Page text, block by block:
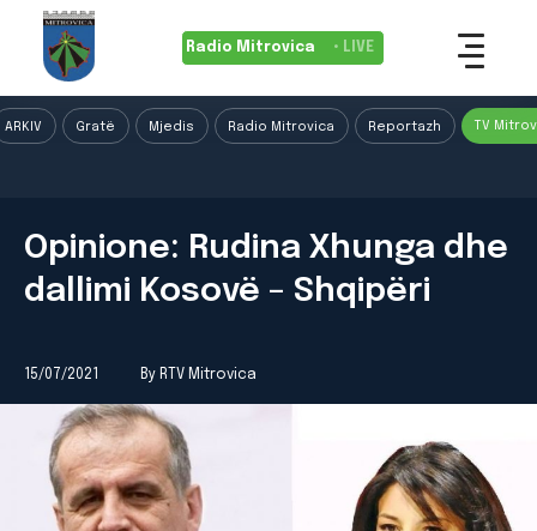
Radio Mitrovica • LIVE
ARKIV Gratë Mjedis Radio Mitrovica Reportazh TV
Opinione: Rudina Xhunga dhe
dallimi Kosovë – Shqipëri
15/07/2021 By RTV Mitrovica